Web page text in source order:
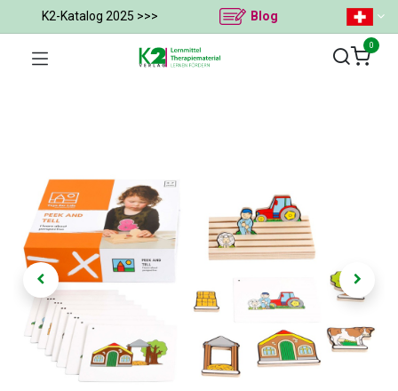
K2-Katalog 2025 >>> Blog
0